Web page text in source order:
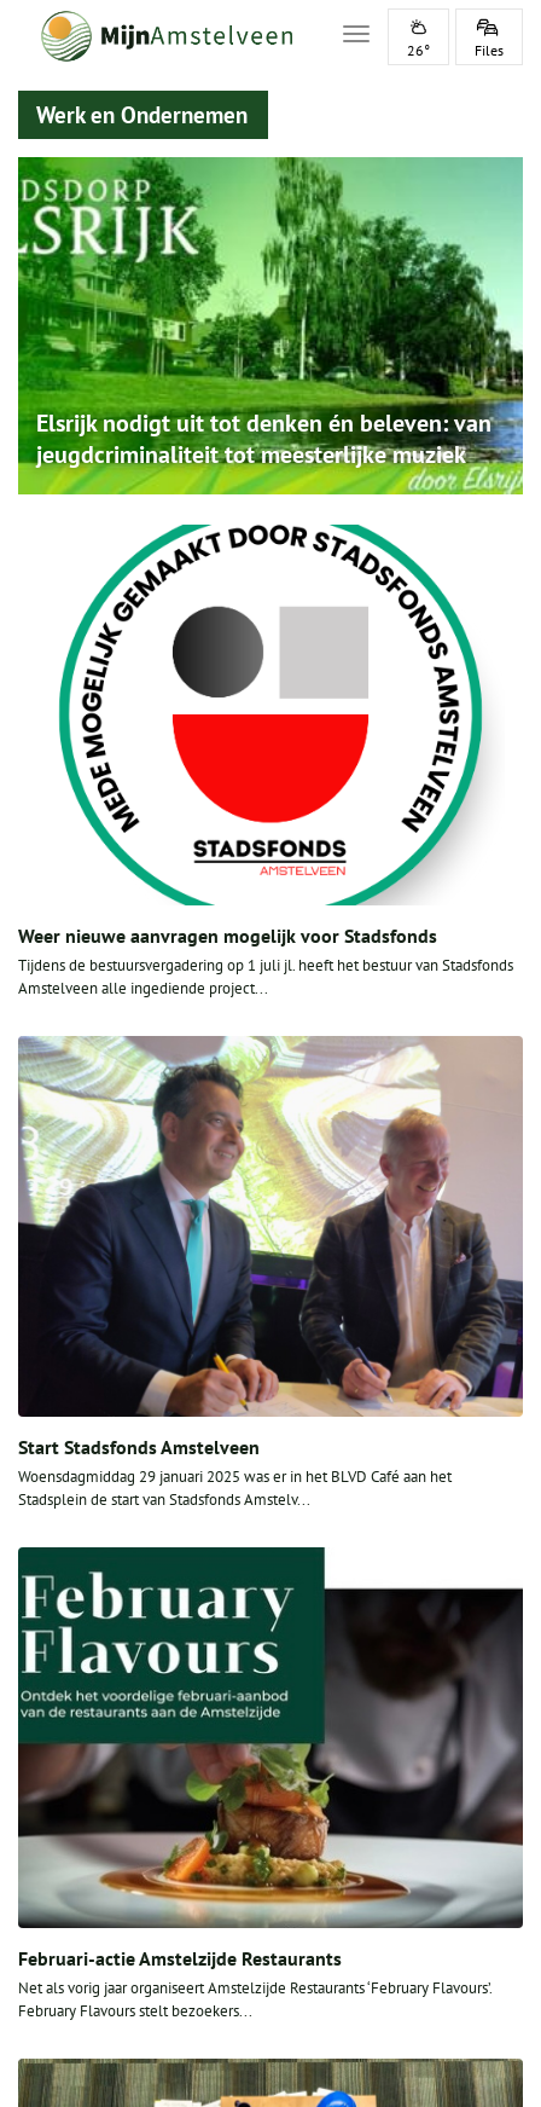
Toggle navigation
26° Files
Werk en Ondernemen
Elsrijk nodigt uit tot denken én beleven: van
jeugdcriminaliteit tot meesterlijke muziek
Weer nieuwe aanvragen mogelijk voor Stadsfonds
Tijdens de bestuursvergadering op 1 juli jl. heeft het bestuur van Stadsfonds
Amstelveen alle ingediende project...
Start Stadsfonds Amstelveen
Woensdagmiddag 29 januari 2025 was er in het BLVD Café aan het
Stadsplein de start van Stadsfonds Amstelv...
Februari-actie Amstelzijde Restaurants
Net als vorig jaar organiseert Amstelzijde Restaurants ‘February Flavours’.
February Flavours stelt bezoekers...